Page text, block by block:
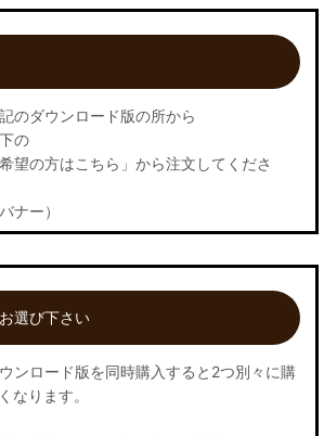
のダウンロード版の所から
の
望の方はこちら」から注文してくださ
ナー）
選び下さい
ンロード版を同時購入すると2つ別々に購
なります。